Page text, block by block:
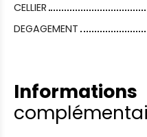
CELLIER
DEGAGEMENT
Informations